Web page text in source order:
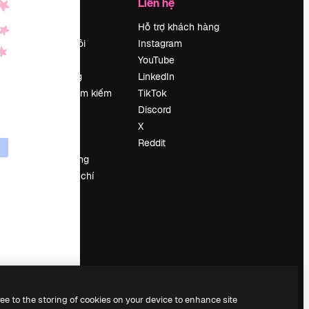
Về chúng tôi
Tuyển dụng
Xu hướng tìm kiếm
Bán nội dung
Phòng báo chí
Hỗ trợ khách hàng
Instagram
YouTube
LinkedIn
TikTok
Discord
X
Reddit
to the storing of cookies on your device to enhance site